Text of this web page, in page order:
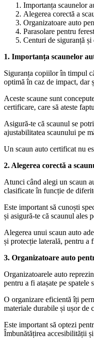
Importanța scaunelor
Alegerea corectă a
Organizatoare auto
Parasolare pentru
Centuri de siguranță și
1. Importanța scaunelor
Siguranța copiilor în timpul
optimă în caz de impact, dar
Aceste scaune sunt
certificare, care să ateste
Asigură-te că scaunul se
ajustabilitatea scaunului pe
Un scaun auto certificat nu
2. Alegerea corectă a
Atunci când alegi un scaun
clasificate în funcție de
Este important să cunoști
și asigură-te că scaunul ales
Alegerea unui scaun auto
și protecție laterală, pentru a
3. Organizatoare auto
Organizatoarele auto
pentru a fi atașate pe
O organizare eficientă îți
materiale durabile și ușor de
Este important să optezi
Îmbunătățirea accesibilității